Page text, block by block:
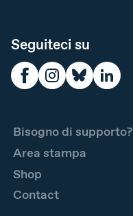
Seguiteci su
Bisogno di supporto?
Area stampa
Shop
Contact